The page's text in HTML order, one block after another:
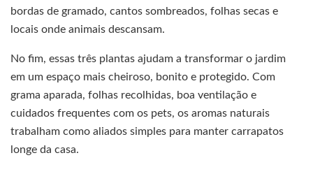
bordas de gramado, cantos sombreados, folhas secas e
locais onde animais descansam.
No fim, essas três plantas ajudam a transformar o jardim
em um espaço mais cheiroso, bonito e protegido. Com
grama aparada, folhas recolhidas, boa ventilação e
cuidados frequentes com os pets, os aromas naturais
trabalham como aliados simples para manter carrapatos
longe da casa.